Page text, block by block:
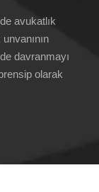
avukatlık
davranmayı
olarak